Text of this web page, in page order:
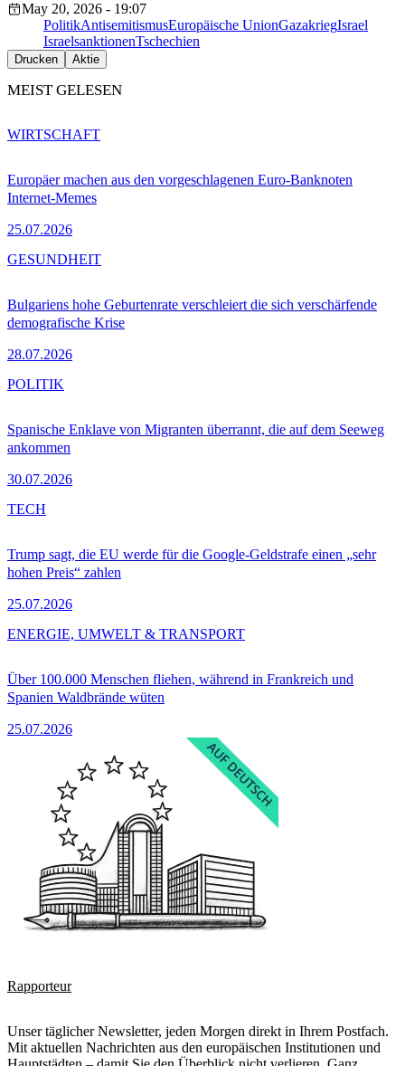
May 20, 2026 - 19:07
PolitikAntisemitismusEuropäische UnionGazakriegIsrael
IsraelsanktionenTschechien
Drucken Aktie
MEIST GELESEN
Europäer machen aus den vorgeschlagenen Euro-Banknoten
Internet-Memes
25.07.2026
WIRTSCHAFT
Bulgariens hohe Geburtenrate verschleiert die sich verschärfende
demografische Krise
28.07.2026
GESUNDHEIT
Spanische Enklave von Migranten überrannt, die auf dem Seeweg
ankommen
30.07.2026
POLITIK
Trump sagt, die EU werde für die Google-Geldstrafe einen „sehr
hohen Preis“ zahlen
25.07.2026
TECH
Über 100.000 Menschen fliehen, während in Frankreich und
Spanien Waldbrände wüten
25.07.2026
ENERGIE, UMWELT & TRANSPORT
Rapporteur
Unser täglicher Newsletter, jeden Morgen direkt in Ihrem Postfach.
Mit aktuellen Nachrichten aus den europäischen Institutionen und